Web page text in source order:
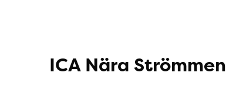
ICA Nära Strömmen